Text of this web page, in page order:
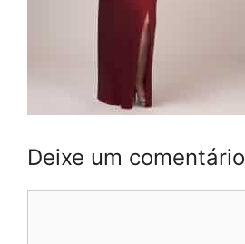
Deixe um comentário